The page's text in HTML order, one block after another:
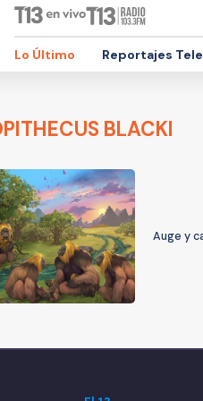
Lo Último Reportajes
BLACKI
Auge y